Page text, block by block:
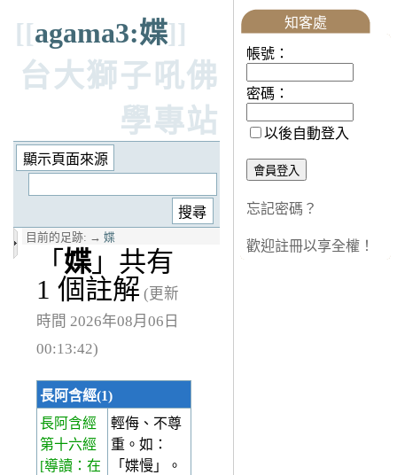
[[agama3:媟]]
台大獅子吼佛
學專站
目前的足跡: → 媟
「 媟 」共有
1 個註解 (更新
時間 2026年08月06日
00:13:42)
長阿含經(1)
長阿含經
第十六經
[導讀：在
輕侮、不尊
重。如：
「媟慢」。
知客處
帳號：
密碼：
以後自動登入
忘記密碼？
歡迎註冊以享全權！